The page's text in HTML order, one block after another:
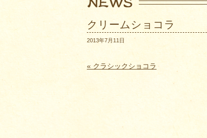
クリームショコラ
2013年7月11日
« クラシックショコラ